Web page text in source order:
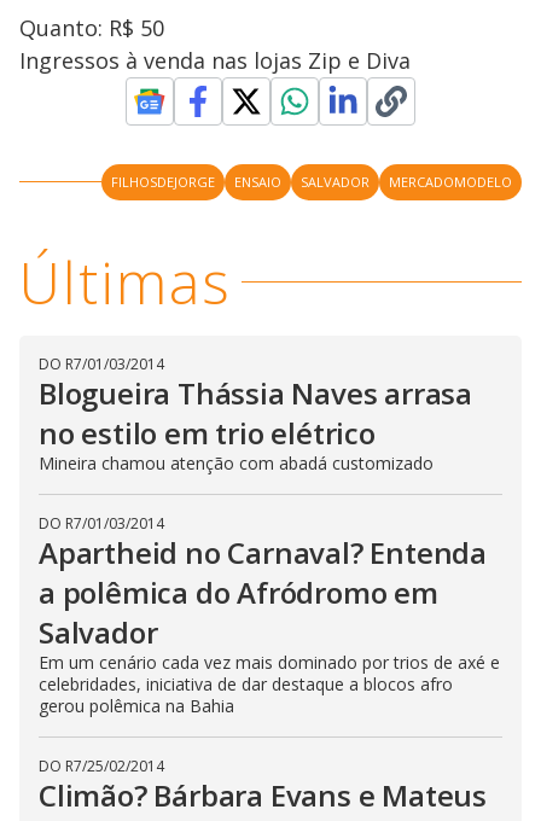
Quanto: R$ 50
Ingressos à venda nas lojas Zip e Diva
FILHOSDEJORGE ENSAIO SALVADOR MERCADOMODELO
Últimas
DO R7/01/03/2014
Blogueira Thássia Naves arrasa
no estilo em trio elétrico
Mineira chamou atenção com abadá customizado
DO R7/01/03/2014
Apartheid no Carnaval? Entenda
a polêmica do Afródromo em
Salvador
Em um cenário cada vez mais dominado por trios de axé e
celebridades, iniciativa de dar destaque a blocos afro
gerou polêmica na Bahia
DO R7/25/02/2014
Climão? Bárbara Evans e Mateus